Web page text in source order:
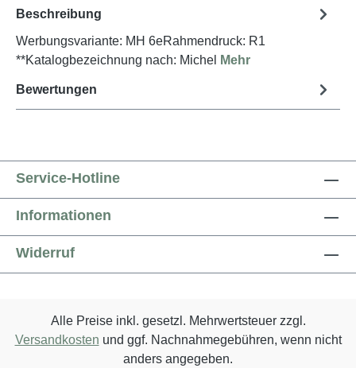
Beschreibung
Werbungsvariante: MH 6eRahmendruck: R1
**Katalogbezeichnung nach: Michel
Mehr
Bewertungen
Service-Hotline
Informationen
Widerruf
Alle Preise inkl. gesetzl. Mehrwertsteuer zzgl.
Versandkosten und ggf. Nachnahmegebühren, wenn nicht
anders angegeben.